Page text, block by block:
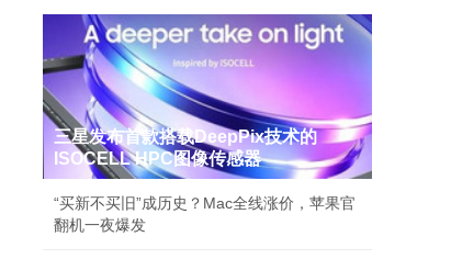
三星发布首款搭载DeepPix技术的
ISOCELL HPC图像传感器
“买新不买旧”成历史？Mac全线涨价，苹果官
翻机一夜爆发